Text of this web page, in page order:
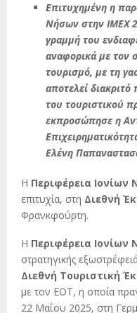
Επιτυχημένη η
Νήσων στην IMEX
γραμμή του
αναφορικά με τον
τουρισμό, με τη
αποτελεί
του τουριστικού
εκπροσώπησε η
Ελένη
Η Περιφέρεια Ιονίων
επιτυχία, στη Διεθνή
Φρανκφούρτη.
Η Περιφέρεια Ιονίων
στρατηγικής
Διεθνή Τουριστική
με τον ΕΟΤ, η οποία
22 Μαΐου 2025, στη